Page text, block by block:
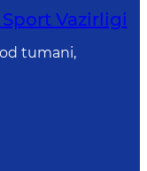
Vazirligi
tumani,